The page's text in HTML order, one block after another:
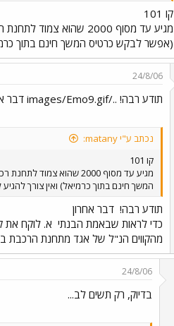
קו 101
(אפשר לבקש כרטיס המשך חינם בתוך
24/8/06
תודע רבה! ../images/Emo9.gif דבר אחרון
נכתב ע"י matany:
קו 101
המשך חינם בתוך כרמיאל) ואין צורך
תודע רבה! דבר אחרון
כדי לראות שבאמת הבנתי
מהקווים הנ"ל של אגד מתחנת הרכבת
24/8/06
בדיוק, רק תשים לב...